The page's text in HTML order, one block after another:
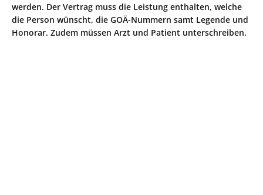
werden. Der Vertrag muss die Leistung enthalten, welche
die Person wünscht, die GOÄ-Nummern samt Legende und
Honorar. Zudem müssen Arzt und Patient unterschreiben.